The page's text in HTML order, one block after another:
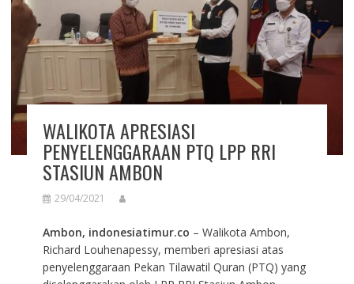
WALIKOTA APRESIASI
PENYELENGGARAAN PTQ LPP RRI
STASIUN AMBON
29/04/2021
Ambon, indonesiatimur.co – Walikota Ambon,
Richard Louhenapessy, memberi apresiasi atas
penyelenggaraan Pekan Tilawatil Quran (PTQ) yang